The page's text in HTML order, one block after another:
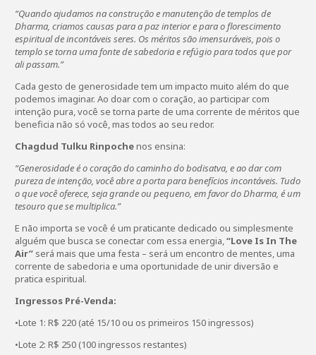
“Quando ajudamos na construção e manutenção de templos de
Dharma, criamos causas para a paz interior e para o florescimento
espiritual de incontáveis seres. Os méritos são imensuráveis, pois o
templo se torna uma fonte de sabedoria e refúgio para todos que por
ali passam.”
Cada gesto de generosidade tem um impacto muito além do que
podemos imaginar. Ao doar com o coração, ao participar com
intenção pura, você se torna parte de uma corrente de méritos que
beneficia não só você, mas todos ao seu redor.
Chagdud Tulku Rinpochenos ensina:
“Generosidade é o coração do caminho do bodisatva, e ao dar com
pureza de intenção, você abre a porta para benefícios incontáveis. Tudo
o que você oferece, seja grande ou pequeno, em favor do Dharma, é um
tesouro que se multiplica.”
E não importa se você é um praticante dedicado ou simplesmente
alguém que busca se conectar com essa energia,“Love Is In The
Air” será mais que uma festa – será um encontro de mentes, uma
corrente de sabedoria e uma oportunidade de unir diversão e
pratica espiritual.
Ingressos Pré-Venda:
•Lote 1: R$ 220 (até 15/10 ou os primeiros 150 ingressos)
•Lote 2: R$ 250 (100 ingressos restantes)